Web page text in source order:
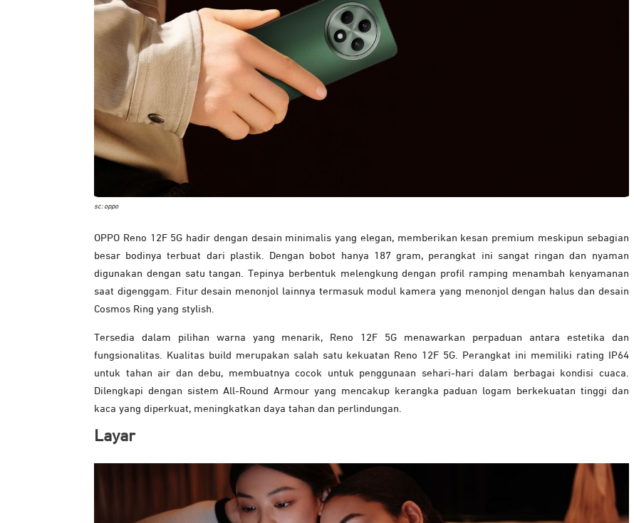
sc: oppo
OPPO Reno 12F 5G hadir dengan desain minimalis yang elegan, memberikan kesan premium meskipun sebagian
besar bodinya terbuat dari plastik. Dengan bobot hanya 187 gram, perangkat ini sangat ringan dan nyaman
digunakan dengan satu tangan. Tepinya berbentuk melengkung dengan profil ramping menambah kenyamanan
saat digenggam. Fitur desain menonjol lainnya termasuk modul kamera yang menonjol dengan halus dan desain
Cosmos Ring yang stylish.
Tersedia dalam pilihan warna yang menarik, Reno 12F 5G menawarkan perpaduan antara estetika dan
fungsionalitas. Kualitas build merupakan salah satu kekuatan Reno 12F 5G. Perangkat ini memiliki rating IP64
untuk tahan air dan debu, membuatnya cocok untuk penggunaan sehari-hari dalam berbagai kondisi cuaca.
Dilengkapi dengan sistem All-Round Armour yang mencakup kerangka paduan logam berkekuatan tinggi dan
kaca yang diperkuat, meningkatkan daya tahan dan perlindungan.
Layar